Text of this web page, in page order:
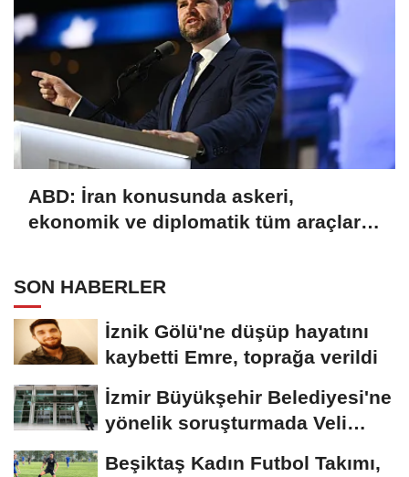
ABD: İran konusunda askeri,
ekonomik ve diplomatik tüm araçlar
SON HABERLER
İznik Gölü'ne düşüp hayatını
kaybetti Emre, toprağa verildi
İzmir Büyükşehir Belediyesi'ne
yönelik soruşturmada Veli
Beşiktaş Kadın Futbol Takımı,